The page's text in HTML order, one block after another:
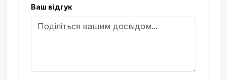
Ваш відгук